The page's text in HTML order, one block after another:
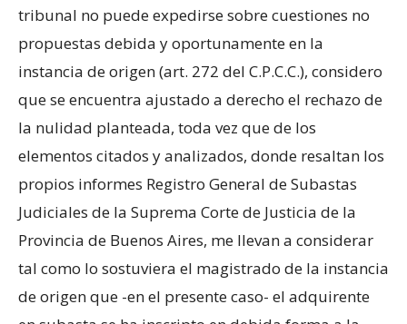
tribunal no puede expedirse sobre cuestiones no
propuestas debida y oportunamente en la
instancia de origen (art. 272 del C.P.C.C.), considero
que se encuentra ajustado a derecho el rechazo de
la nulidad planteada, toda vez que de los
elementos citados y analizados, donde resaltan los
propios informes Registro General de Subastas
Judiciales de la Suprema Corte de Justicia de la
Provincia de Buenos Aires, me llevan a considerar
tal como lo sostuviera el magistrado de la instancia
de origen que -en el presente caso- el adquirente